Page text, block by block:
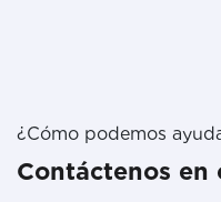
¿Cómo podemos
Contáctenos